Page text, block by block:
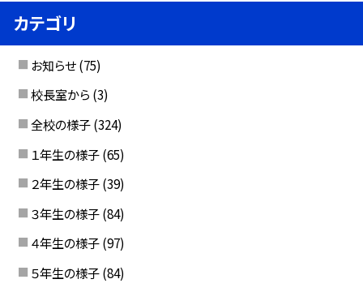
カテゴリ
お知らせ (75)
校長室から (3)
全校の様子 (324)
１年生の様子 (65)
２年生の様子 (39)
３年生の様子 (84)
４年生の様子 (97)
５年生の様子 (84)